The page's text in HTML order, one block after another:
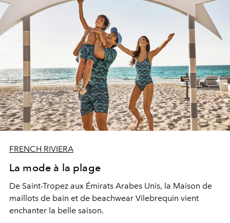
FRENCH RIVIERA
La mode à la plage
De Saint-Tropez aux Émirats Arabes Unis, la Maison de
maillots de bain et de beachwear Vilebrequin vient
enchanter la belle saison.